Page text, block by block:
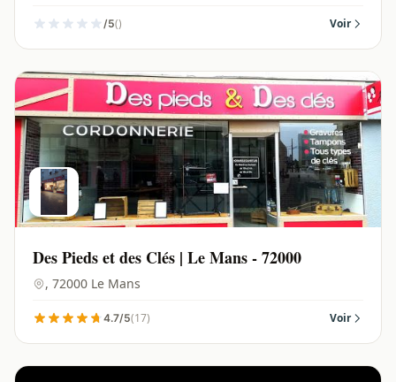
/5() Voir
Des Pieds et des Clés | Le Mans - 72000
, 72000 Le Mans
4.7/5(17) Voir